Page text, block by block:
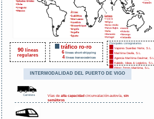
90 líneas
regulares
tráfico ro-ro
6líneas short-shipping
4líneas transoceánicas
Principales consignatarios:
Vapores Suardiaz Norte, S.L.
Marítima Davila, S.L.
Agencia Marítima Davimar, S.L.
Kaleido, Ideas & Logistics, S.L.
Pérez Torres Marítima, S.L.
INTERMODALIDAD DEL PUERTO DE VIGO
Carretera Vías de alta capacidadcircunvalación-autovía,sin
semáforos